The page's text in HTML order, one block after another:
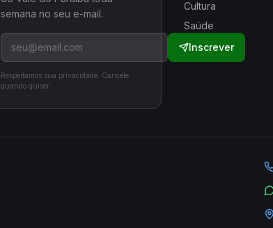
semana no seu e-mail.
Inscrever
Respeitamos sua privacidade. Cancele
quando quiser.
Cultura
Saúde